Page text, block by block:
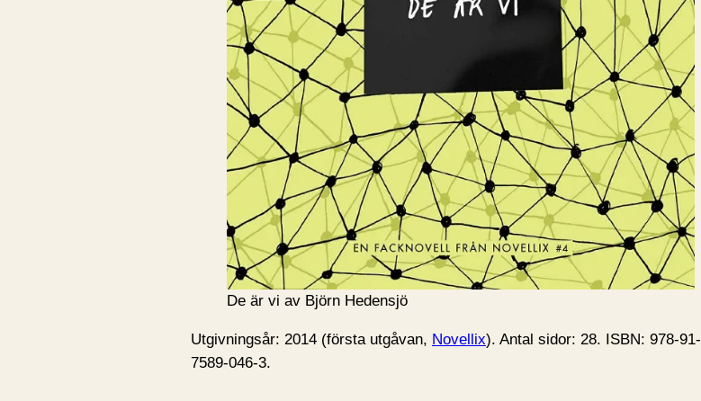
De är vi av Björn Hedensjö
Utgivningsår: 2014 (första utgåvan, Novellix). Antal sidor: 28. ISBN: 978-91-
7589-046-3.